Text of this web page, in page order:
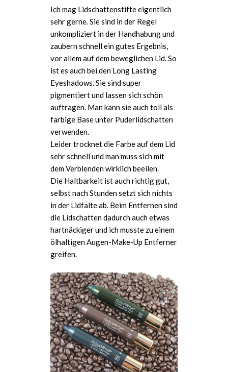
Ich mag Lidschattenstifte eigentlich
sehr gerne. Sie sind in der Regel
unkompliziert in der Handhabung und
zaubern schnell ein gutes Ergebnis,
vor allem auf dem beweglichen Lid. So
ist es auch bei den Long Lasting
Eyeshadows. Sie sind super
pigmentiert und lassen sich schön
auftragen. Man kann sie auch toll als
farbige Base unter Puderlidschatten
verwenden.
Leider trocknet die Farbe auf dem Lid
sehr schnell und man muss sich mit
dem Verblenden wirklich beeilen.
Die Haltbarkeit ist auch richtig gut,
selbst nach Stunden setzt sich nichts
in der Lidfalte ab. Beim Entfernen sind
die Lidschatten dadurch auch etwas
hartnäckiger und ich musste zu einem
ölhaltigen Augen-Make-Up Entferner
greifen.